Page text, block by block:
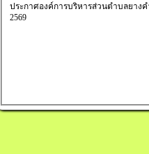
ประกาศองค์การบริหารส่วนตำบลยาง
2569